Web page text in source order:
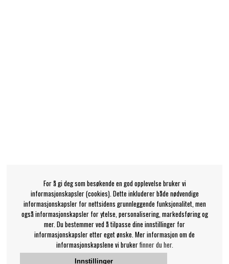
For å gi deg som besøkende en god opplevelse bruker vi
informasjonskapsler (cookies). Dette inkluderer både nødvendige
informasjonskapsler for nettsidens grunnleggende funksjonalitet, men
også informasjonskapsler for ytelse, personalisering, markedsføring og
mer. Du bestemmer ved å tilpasse dine innstillinger for
informasjonskapsler etter eget ønske. Mer informasjon om de
informasjonskapslene vi brukerfinner du her.
Innstillinger